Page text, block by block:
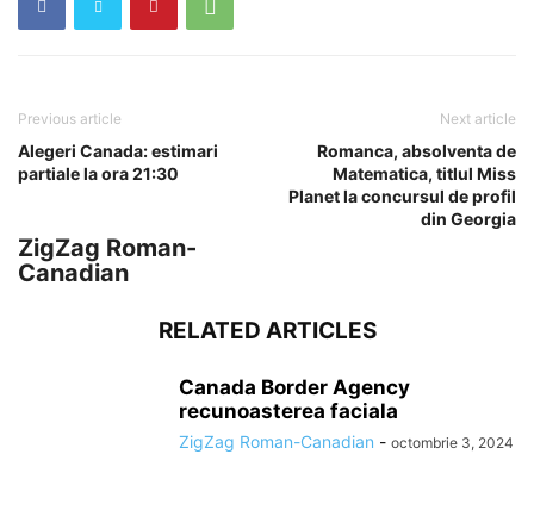
Previous article
Alegeri Canada: estimari
partiale la ora 21:30
Next article
Romanca, absolventa de
Matematica, titlul Miss
Planet la concursul de profil
din Georgia
ZigZag Roman-
Canadian
RELATED ARTICLES
Canada Border Agency
recunoasterea faciala
ZigZag Roman-Canadian - octombrie 3, 2024